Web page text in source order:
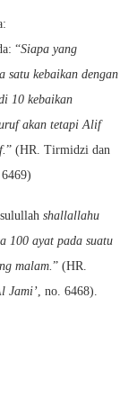
“Siapa yang
satu kebaikan dengan
10 kebaikan
” (HR. Tirmidzi dan
shallallahu
100 ayat pada suatu
malam.” (HR.
Jami’, no. 6468).